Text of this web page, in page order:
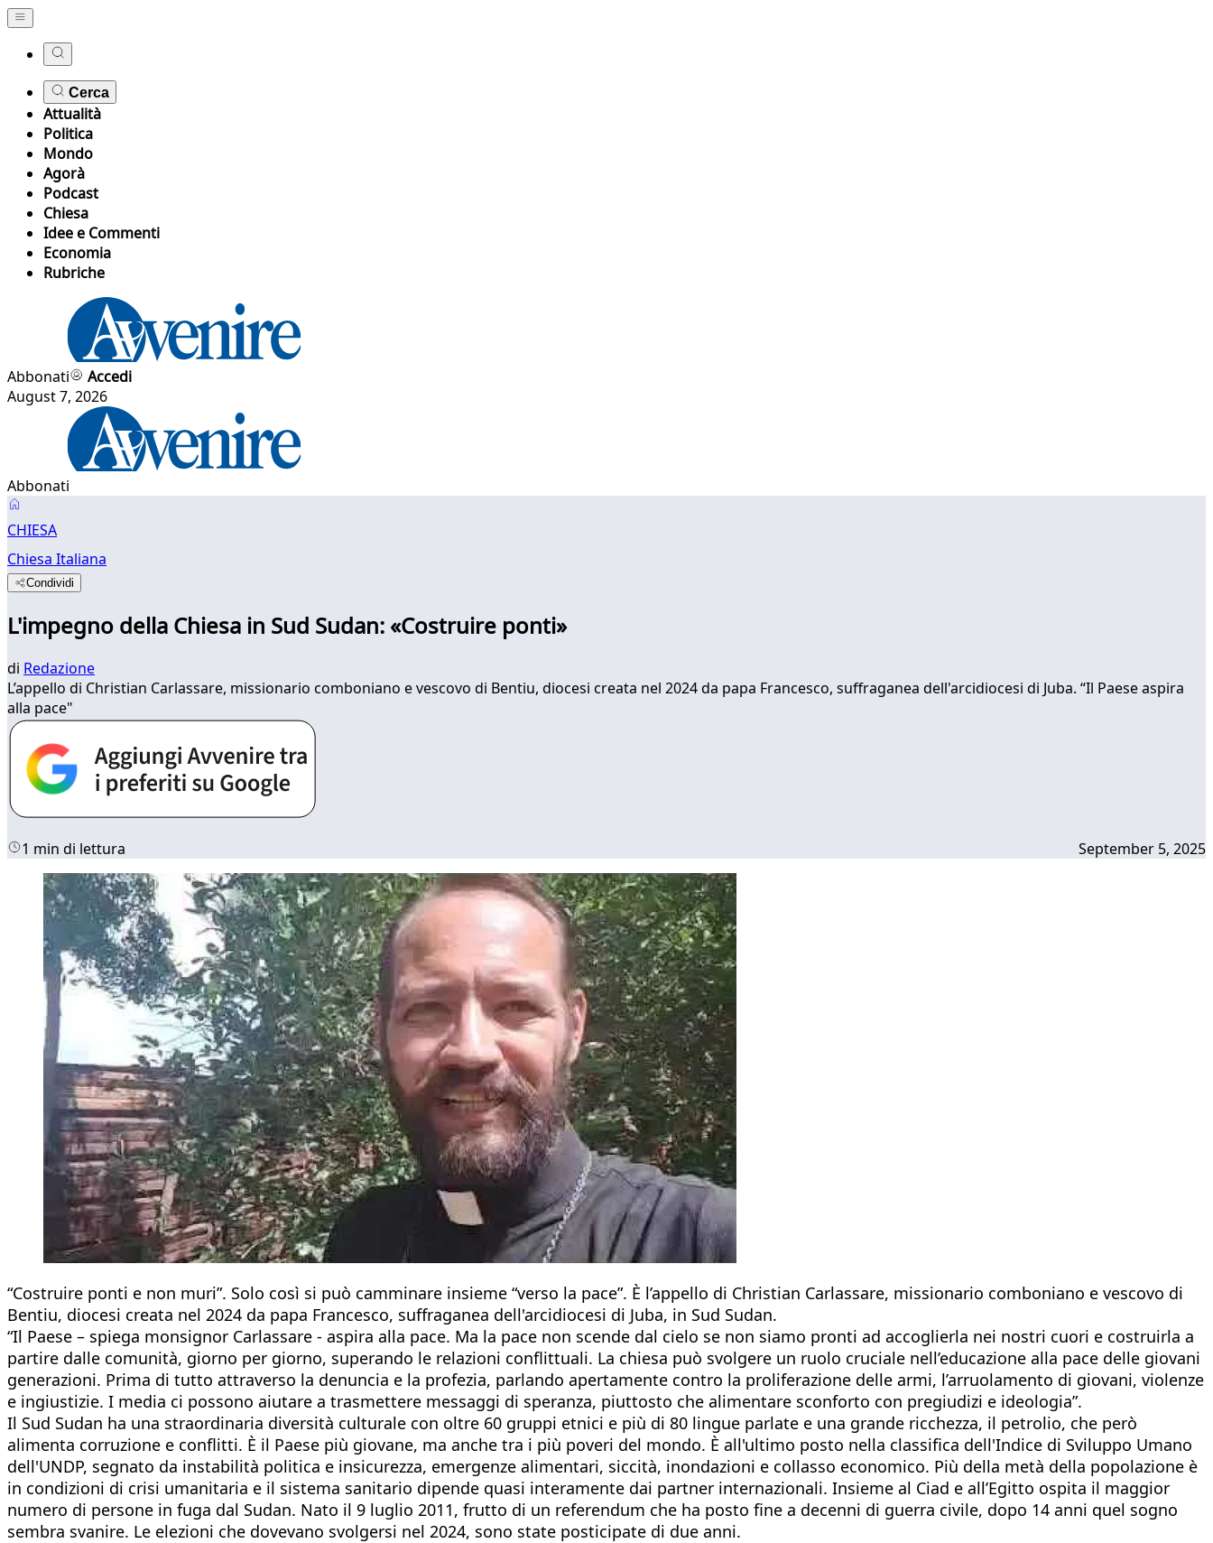
Cerca
Attualità
Politica
Mondo
Agorà
Podcast
Chiesa
Idee e Commenti
Economia
Rubriche
Abbonati
Accedi
August 7, 2026
Abbonati
CHIESA
Chiesa Italiana
Condividi
L'impegno della Chiesa in Sud Sudan: «Costruire ponti»
di Redazione
L’appello di Christian Carlassare, missionario comboniano e vescovo di Bentiu, diocesi creata nel 2024 da papa Francesco, suffraganea dell'arcidiocesi di Juba. “Il Paese aspira
alla pace"
1 min di lettura September 5, 2025
“Costruire ponti e non muri”. Solo così si può camminare insieme “verso la pace”. È l’appello di Christian Carlassare, missionario comboniano e vescovo di
Bentiu, diocesi creata nel 2024 da papa Francesco, suffraganea dell'arcidiocesi di Juba, in Sud Sudan.
“Il Paese – spiega monsignor Carlassare - aspira alla pace. Ma la pace non scende dal cielo se non siamo pronti ad accoglierla nei nostri cuori e costruirla a
partire dalle comunità, giorno per giorno, superando le relazioni conflittuali. La chiesa può svolgere un ruolo cruciale nell’educazione alla pace delle giovani
generazioni. Prima di tutto attraverso la denuncia e la profezia, parlando apertamente contro la proliferazione delle armi, l’arruolamento di giovani, violenze
e ingiustizie. I media ci possono aiutare a trasmettere messaggi di speranza, piuttosto che alimentare sconforto con pregiudizi e ideologia”.
Il Sud Sudan ha una straordinaria diversità culturale con oltre 60 gruppi etnici e più di 80 lingue parlate e una grande ricchezza, il petrolio, che però
alimenta corruzione e conflitti. È il Paese più giovane, ma anche tra i più poveri del mondo. È all'ultimo posto nella classifica dell'Indice di Sviluppo Umano
dell'UNDP, segnato da instabilità politica e insicurezza, emergenze alimentari, siccità, inondazioni e collasso economico. Più della metà della popolazione è
in condizioni di crisi umanitaria e il sistema sanitario dipende quasi interamente dai partner internazionali. Insieme al Ciad e all’Egitto ospita il maggior
numero di persone in fuga dal Sudan. Nato il 9 luglio 2011, frutto di un referendum che ha posto fine a decenni di guerra civile, dopo 14 anni quel sogno
sembra svanire. Le elezioni che dovevano svolgersi nel 2024, sono state posticipate di due anni.